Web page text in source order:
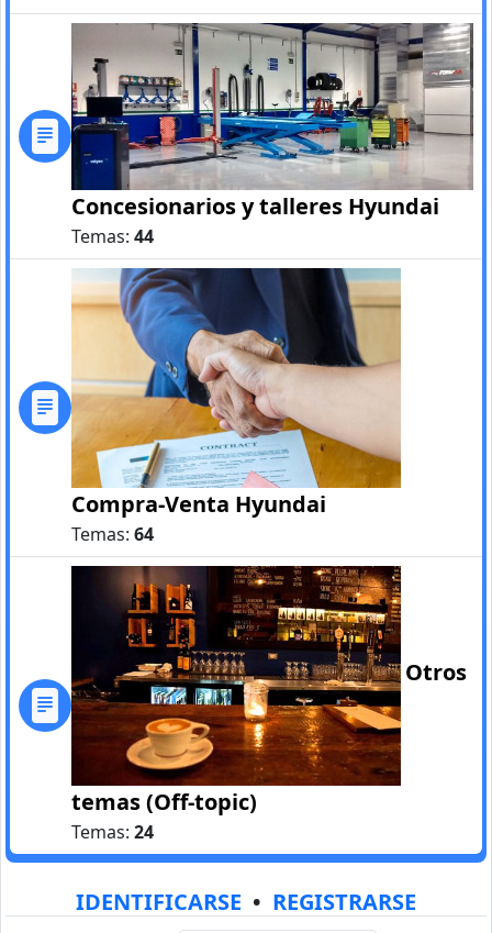
Concesionarios y talleres Hyundai
Temas: 44
Compra-Venta Hyundai
Temas: 64
Otros
temas (Off-topic)
Temas: 24
IDENTIFICARSE • REGISTRARSE